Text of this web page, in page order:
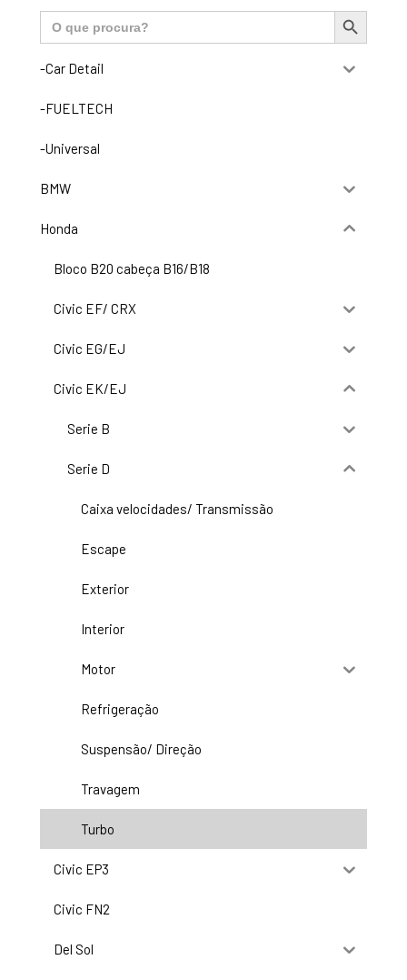
Search
for:
Search Button
-Car Detail
-FUELTECH
-Universal
BMW
Honda
Bloco B20 cabeça B16/B18
Civic EF/ CRX
Civic EG/EJ
Civic EK/EJ
Serie B
Serie D
Caixa velocidades/ Transmissão
Escape
Exterior
Interior
Motor
Refrigeração
Suspensão/ Direção
Travagem
Turbo
Civic EP3
Civic FN2
Del Sol